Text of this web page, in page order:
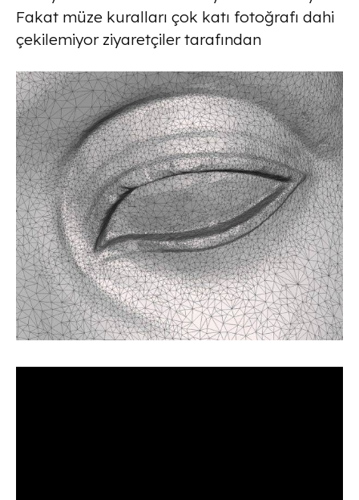
Fakat müze kuralları çok katı fotoğrafı dahi
çekilemiyor ziyaretçiler tarafından